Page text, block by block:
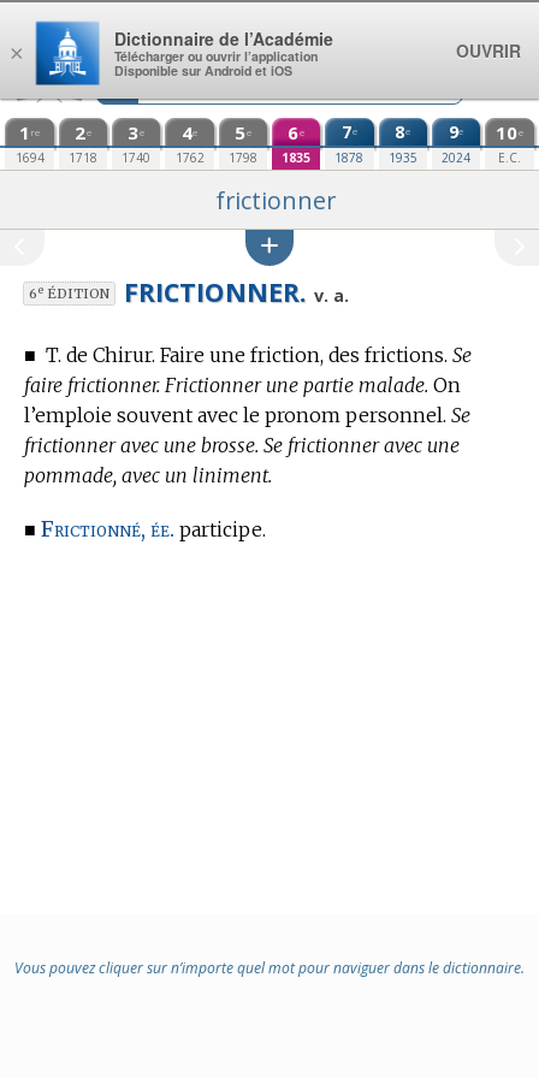
Aller au contenu
1 re
1694
2e
1718
3e
1740
4e
1762
5e
1798
6e
1835
7e
1878
8e
1935
9e
2024
10e
E.C.
frictionner
6eÉDITION FRICTIONNER. v. a.
■ T. de Chirur. Faire une friction, des frictions. Se
faire frictionner. Frictionner une partie malade. On
l’emploie souvent avec le pronom personnel. Se
frictionner avec une brosse. Se frictionner avec une
pommade, avec un liniment.
■ Frictionné, ée. participe.
Vous pouvez cliquer sur n’importe quel mot pour naviguer dans le dictionnaire.
×
Dictionnaire de l’Académie
Télécharger ou ouvrir l’application
Disponible sur Android et iOS
OUVRIR